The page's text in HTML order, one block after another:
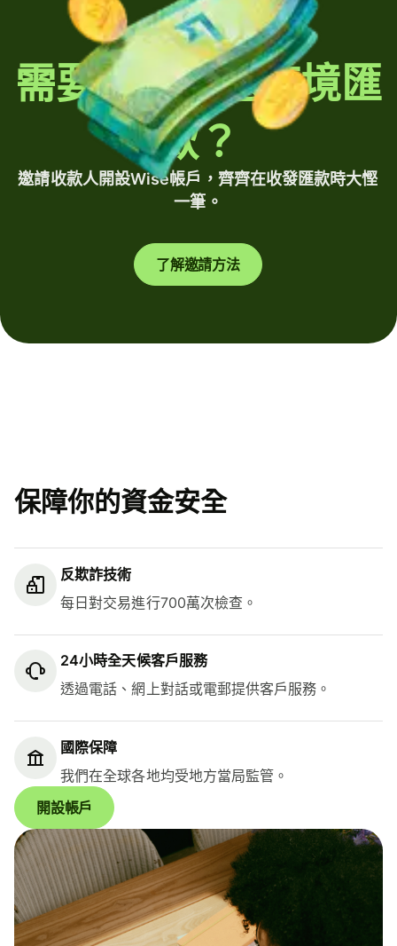
需要定期發送跨境匯
款？
邀請收款人開設Wise帳戶，齊齊在收發匯款時大慳
一筆。
了解邀請方法
保障你的資金安全
反欺詐技術
每日對交易進行700萬次檢查。
24小時全天候客戶服務
透過電話、網上對話或電郵提供客戶服務。
國際保障
我們在全球各地均受地方當局監管。
開設帳戶